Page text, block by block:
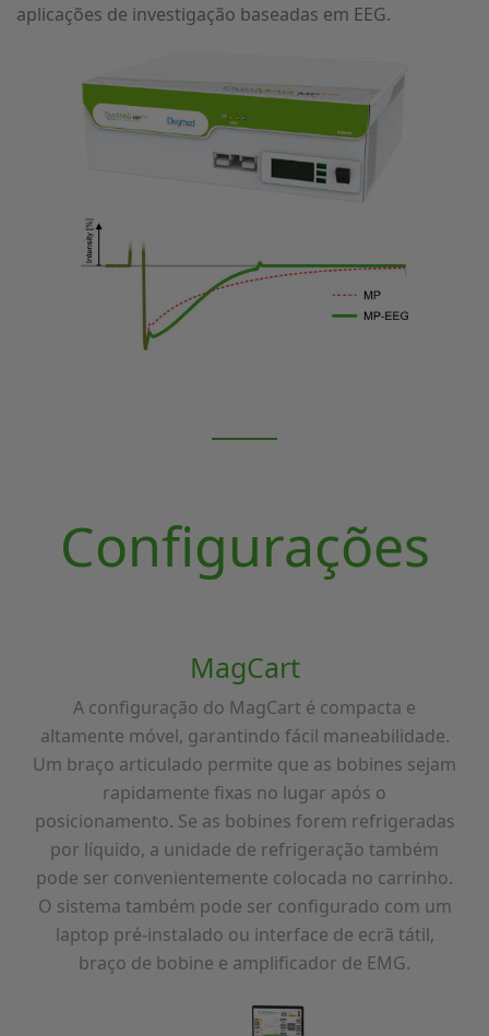
aplicações de investigação baseadas em EEG.
Configurações
MagCart
A configuração do MagCart é compacta e
altamente móvel, garantindo fácil maneabilidade.
Um braço articulado permite que as bobines sejam
rapidamente fixas no lugar após o
posicionamento. Se as bobines forem refrigeradas
por líquido, a unidade de refrigeração também
pode ser convenientemente colocada no carrinho.
O sistema também pode ser configurado com um
laptop pré-instalado ou interface de ecrã tátil,
braço de bobine e amplificador de EMG.